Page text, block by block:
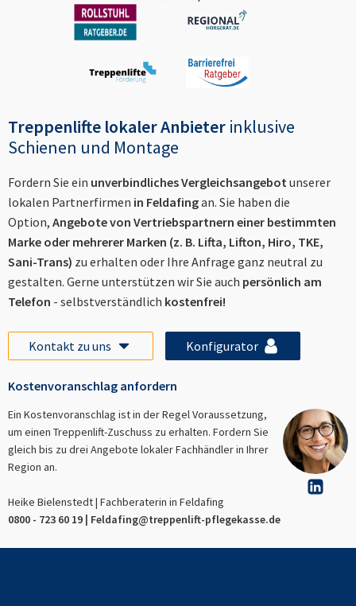
Treppenlifte lokaler Anbieter inklusive
Schienen und Montage
Fordern Sie ein unverbindliches Vergleichsangebotunserer
lokalen Partnerfirmen in Feldafingan. Sie haben die
Option, Angebote von Vertriebspartnern einer bestimmten
Marke oder mehrerer Marken (z. B. Lifta, Lifton, Hiro, TKE,
Sani-Trans) zu erhalten oder Ihre Anfrage ganz neutral zu
gestalten. Gerne unterstützen wir Sie auch persönlich am
Telefon - selbstverständlich kostenfrei!
Kontakt zu uns Konfigurator
Kostenvoranschlag anfordern
Ein Kostenvoranschlag ist in der Regel Voraussetzung,
um einen Treppenlift-Zuschuss zu erhalten. Fordern Sie
gleich bis zu drei Angebote lokaler Fachhändler in Ihrer
Region an.
Heike Bielenstedt | Fachberaterin in Feldafing
0800 - 723 60 19 | Feldafing@treppenlift-pflegekasse.de